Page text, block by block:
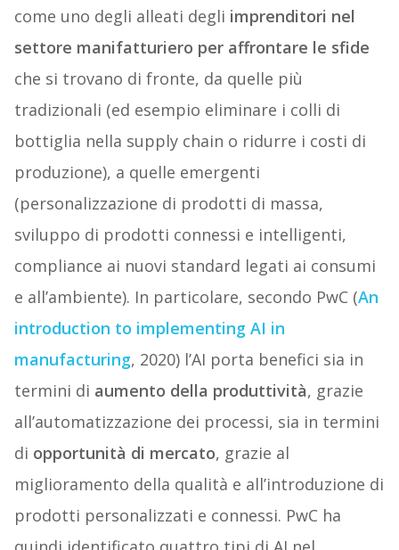
come uno degli alleati degli imprenditori nel
settore manifatturiero per affrontare le sfide
che si trovano di fronte, da quelle più
tradizionali (ed esempio eliminare i colli di
bottiglia nella supply chain o ridurre i costi di
produzione), a quelle emergenti
(personalizzazione di prodotti di massa,
sviluppo di prodotti connessi e intelligenti,
compliance ai nuovi standard legati ai consumi
e all’ambiente). In particolare, secondo PwC (An
introduction to implementing AI in
manufacturing, 2020) l’AI porta benefici sia in
termini di aumento della produttività, grazie
all’automatizzazione dei processi, sia in termini
di opportunità di mercato, grazie al
miglioramento della qualità e all’introduzione di
prodotti personalizzati e connessi. PwC ha